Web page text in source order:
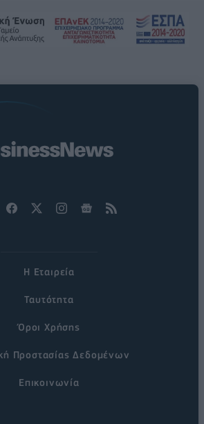
Η Εταιρεία
Ταυτότητα
Όροι Χρήσης
Προστασίας Δεδομένων
Επικοινωνία